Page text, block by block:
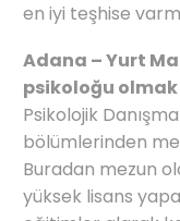
en iyi teşhise
Adana – Yurt
psikoloğu
Psikolojik
bölümlerinden
Buradan mezun
yüksek lisans